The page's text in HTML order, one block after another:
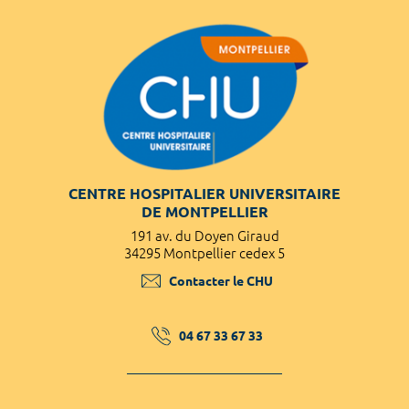
CENTRE HOSPITALIER UNIVERSITAIRE
DE MONTPELLIER
191 av. du Doyen Giraud
34295 Montpellier cedex 5
Contacter le CHU
04 67 33 67 33